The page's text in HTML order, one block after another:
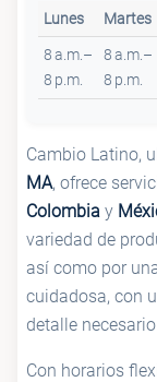
Lunes Martes
8 a.m.–
8 p.m.
8 a.m.–
8 p.m.
Cambio Latino,
MA, ofrece
Colombia y
variedad de
así como por
cuidadosa, con
detalle
Con horarios